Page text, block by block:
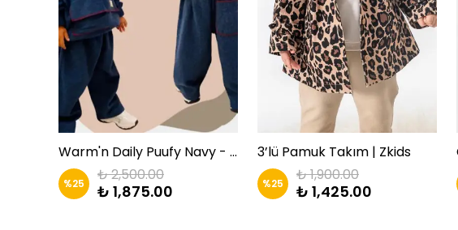
Warm'n Daily Puufy Navy - Lacivert Takım | Zkids
%25 ₺ 2,500.00
₺ 1,875.00
3’lü Pamuk Takım | Zkids
%25 ₺ 1,900.00
₺ 1,425.00